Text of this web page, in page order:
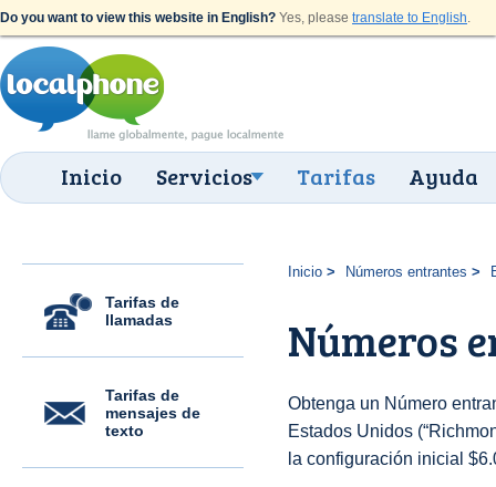
Do you want to view this website in English? Yes, please translate to English.
Inicio Servicios Tarifas Ayuda
Tarifas de
llamadas
Tarifas de
mensajes de
texto
Inicio Números entrantes
Números
Obtenga un Número
Estados Unidos
la configuración inicial